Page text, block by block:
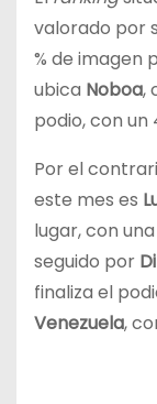
valorado por
% de imagen
ubica Noboa,
podio, con un
Por el
este mes es
lugar, con
seguido por
finaliza el
Venezuela,